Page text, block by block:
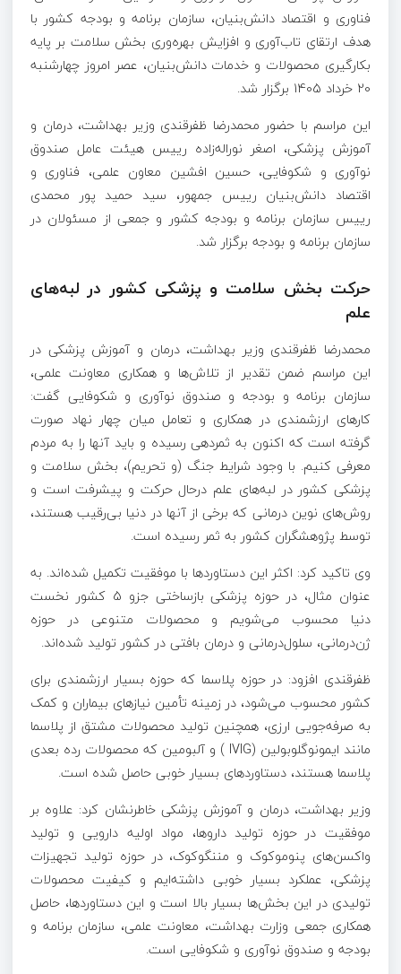
فناوری و اقتصاد دانش‌بنیان، سازمان برنامه و بودجه کشور با
هدف ارتقای تاب‌آوری و افزایش بهره‌وری بخش سلامت بر پایه
بکارگیری محصولات و خدمات دانش‌بنیان، عصر امروز چهارشنبه
20 خرداد 1405 برگزار شد.
این مراسم با حضور محمدرضا ظفرقندی وزیر بهداشت، درمان و
آموزش پزشکی، اصغر نوراله‌زاده رییس هیئت عامل صندوق
نوآوری و شکوفایی، حسین افشین معاون علمی، فناوری و
اقتصاد دانش‌بنیان رییس جمهور، سید حمید پور محمدی
رییس سازمان برنامه و بودجه کشور و جمعی از مسئولان در
سازمان برنامه و بودجه برگزار شد.
حرکت بخش سلامت و پزشکی کشور در لبه‌های
علم
محمدرضا ظفرقندی وزیر بهداشت، درمان و آموزش پزشکی در
این مراسم ضمن تقدیر از تلاش‌ها و همکاری معاونت علمی،
سازمان برنامه و بودجه و صندوق نوآوری و شکوفایی گفت:
کارهای ارزشمندی در همکاری و تعامل میان چهار نهاد صورت
گرفته است که اکنون به ثمردهی رسیده و باید آنها را به مردم
معرفی کنیم. با وجود شرایط جنگ (و تحریم)، بخش سلامت و
پزشکی کشور در لبه‌های علم درحال حرکت و پیشرفت است و
روش‌های نوین درمانی که برخی از آنها در دنیا بی‌رقیب هستند،
توسط پژوهشگران کشور به ثمر رسیده است.
وی تاکید کرد: اکثر این دستاوردها با موفقیت تکمیل شده‌اند. به
عنوان مثال، در حوزه پزشکی بازساختی جزو 5 کشور نخست
دنیا محسوب می‌شویم و محصولات متنوعی در حوزه
ژن‌درمانی، سلول‌درمانی و درمان بافتی در کشور تولید شده‌اند.
ظفرقندی افزود: در حوزه پلاسما که حوزه بسیار ارزشمندی برای
کشور محسوب می‌شود، در زمینه تأمین نیازهای بیماران و کمک
به صرفه‌جویی ارزی، همچنین تولید محصولات مشتق از پلاسما
مانند ایمونوگلوبولین (IVIG ) و آلبومین که محصولات رده بعدی
پلاسما هستند، دستاوردهای بسیار خوبی حاصل شده است.
وزیر بهداشت، درمان و آموزش پزشکی خاطرنشان کرد: علاوه بر
موفقیت در حوزه تولید دارو‌ها، مواد اولیه دارویی و تولید
واکسن‌های پنوموکوک و مننگوکوک، در حوزه تولید تجهیزات
پزشکی، عملکرد بسیار خوبی داشته‌ایم و کیفیت محصولات
تولیدی در این بخش‌ها بسیار بالا است و این دستاوردها، حاصل
همکاری جمعی وزارت بهداشت، معاونت علمی، سازمان برنامه و
بودجه و صندوق نوآوری و شکوفایی است.